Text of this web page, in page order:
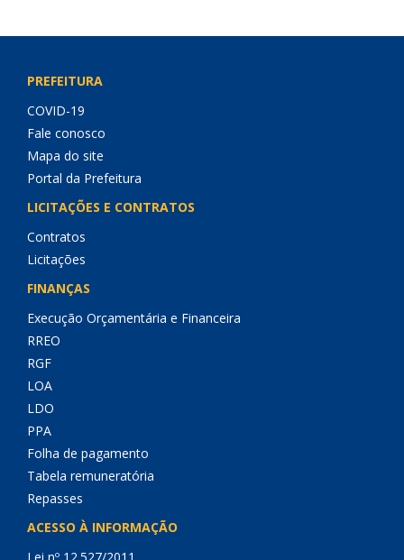
PREFEITURA
COVID-19
Fale conosco
Mapa do site
Portal da Prefeitura
LICITAÇÕES E CONTRATOS
Contratos
Licitações
FINANÇAS
Execução Orçamentária e Financeira
RREO
RGF
LOA
LDO
PPA
Folha de pagamento
Tabela remuneratória
Repasses
ACESSO À INFORMAÇÃO